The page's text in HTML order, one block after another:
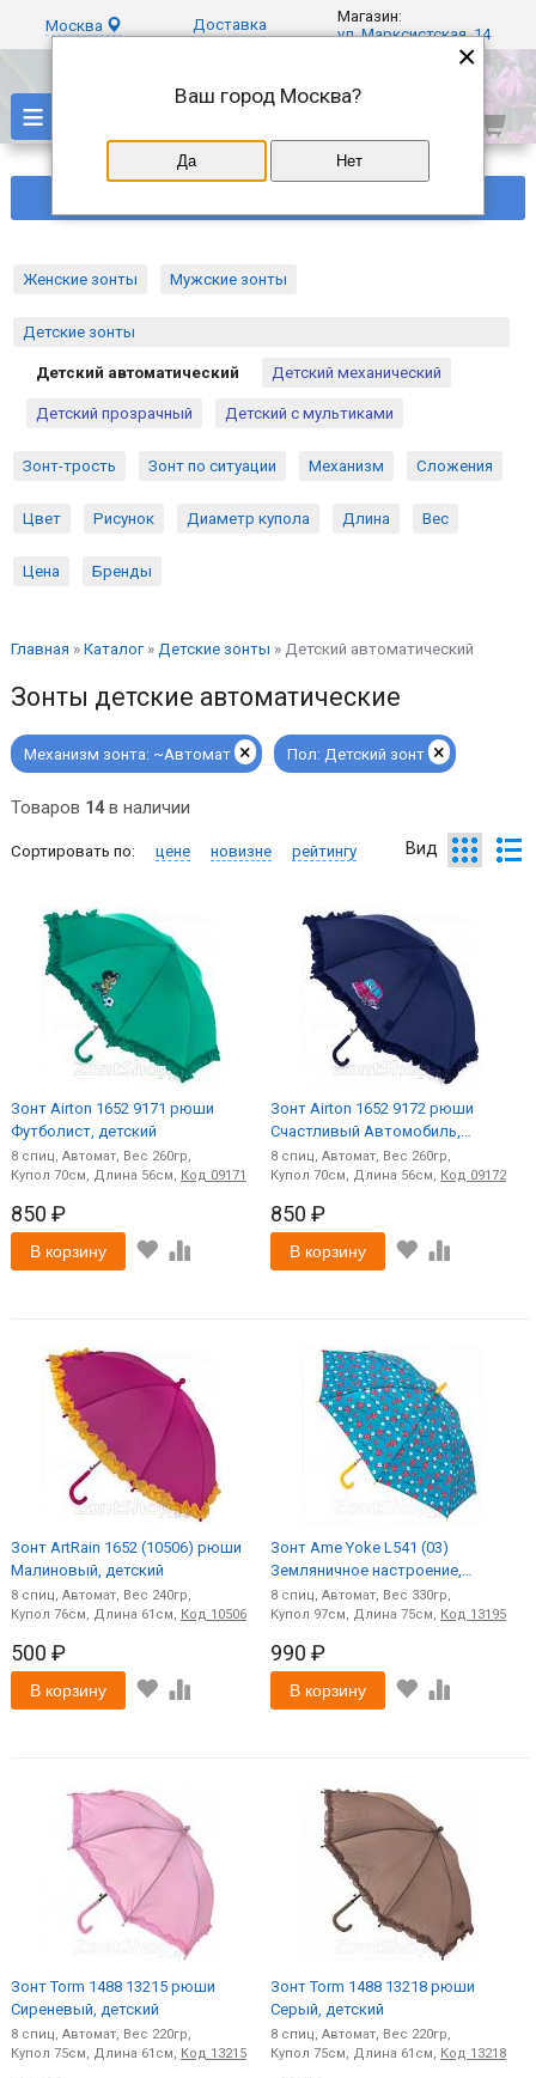
Москва Доставка
Магазин:
ул. Марксистская, 14
≡
Женские зонты Мужские зонты
Детские зонты
Детский автоматический Детский механический
Детский прозрачный Детский с мультиками
Зонт-трость Зонт по ситуации Механизм Сложения
Цвет Рисунок Диаметр купола Длина Вес
Цена Бренды
Главная » Каталог» Детские зонты »Детский автоматический
Зонты детские автоматические
Механизм зонта: ~Автомат × Пол: Детский зонт ×
Товаров 14в наличии
Вид
Сортировать по: цене новизне рейтингу
Зонт Airton 1652 9171 рюши
Футболист, детский
8спиц Автомат
260
70
56 Код 09171
850 ₽
В корзину
Зонт Airton 1652 9172 рюши
Счастливый Автомобиль,
детский
8 спиц Автомат
260
70
56 Код 09172
850 ₽
В корзину
Зонт ArtRain 1652 (10506) рюши
Малиновый, детский
8спиц Автомат
240
76
61 Код 10506
500 ₽
В корзину
Зонт Ame Yoke L541 (03)
Земляничное настроение,
детский
8 спиц Автомат
330
97
75 Код 13195
990 ₽
В корзину
Зонт Torm 1488 13215 рюши
Сиреневый, детский
8спиц Автомат
220
75
61 Код 13215
Зонт Torm 1488 13218 рюши
Серый, детский
8 спиц Автомат
220
75
61 Код 13218
×
Ваш город Москва?
Да Нет